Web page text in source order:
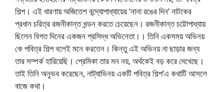
শিল্প। এই ধারণায় অজিতেশ বন্দ্যোপাধ্যায়ের ‘নানা রঙের দিন’ নাটকের
প্রধান চরিত্র রজনীকান্ত খন্ডন করতে চেয়েছেন। রজনীকান্ত চট্টোপাধ্যায়
ছিলেন বিগত দিনের একজন প্রসিদ্ধ অভিনেতা।। তিনি একসময় অভিনয়
কে পবিত্র শিল্প বলেই মনে করতেন। কিন্তু এই অভিনয় না ছাড়ার জন্য
তার সম্পর্ক হারিয়েছি। প্রেমিকা তার মন নয়, অর্থকেই বড় করে দেখেছে।
তাই তিনি অনুভব করেছেন, নাট্যাভিনয় একটি পবিত্র শিল্প’এ কথাটি আসলে
বাজে কথা।